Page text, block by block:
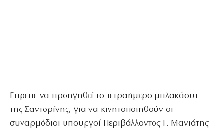
Επρεπε να προηγηθεί το τετραήμερο μπλακάουτ
της Σαντορίνης, για να κινητοποιηθούν οι
συναρμόδιοι υπουργοί Περιβάλλοντος Γ. Μανιάτης